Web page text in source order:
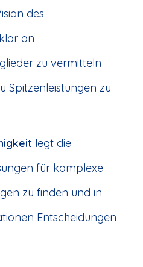
des
an
zu vermitteln
Spitzenleistungen zu
legt die
für komplexe
zu finden und in
Entscheidungen